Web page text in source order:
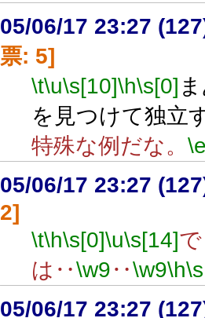
05/06/17 23:27
票: 5]
\t\u\s[10]\h\s[0]
を見つけて独立
特殊な例だな。
05/06/17 23:27
2]
\t\h\s[0]\u\s[14]
は‥\w9‥\w9\h
05/06/17 23:27